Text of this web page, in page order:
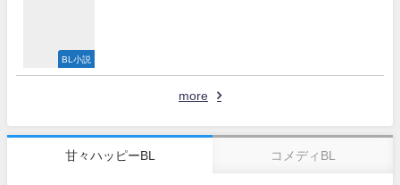
BL小説
more
甘々ハッピーBL コメディBL